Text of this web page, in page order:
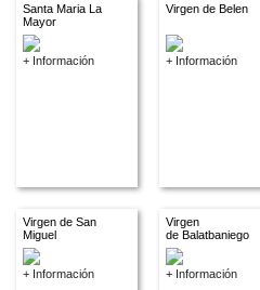
Santa Maria La
Mayor
+ Información
Virgen de Belen
+ Información
Virgen de San
Miguel
+ Información
Virgen
de Balatbaniego
+ Información